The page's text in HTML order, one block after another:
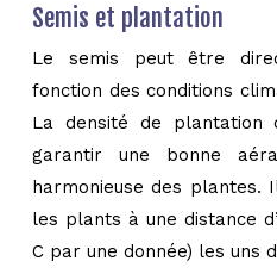
Semis et plantation
Le semis peut être
fonction des conditions
La densité de
garantir une bonne
harmonieuse des
les plants à une distance
C par une donnée) les uns